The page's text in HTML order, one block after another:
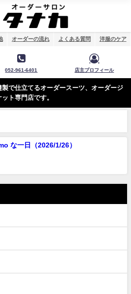
オーダーの流れ よくある質問 洋服のケア
052-961-6401 店主プロフィール
で仕立てるオーダースーツ、オーダージ
ット専門店です。
な一日（2026/1/26）